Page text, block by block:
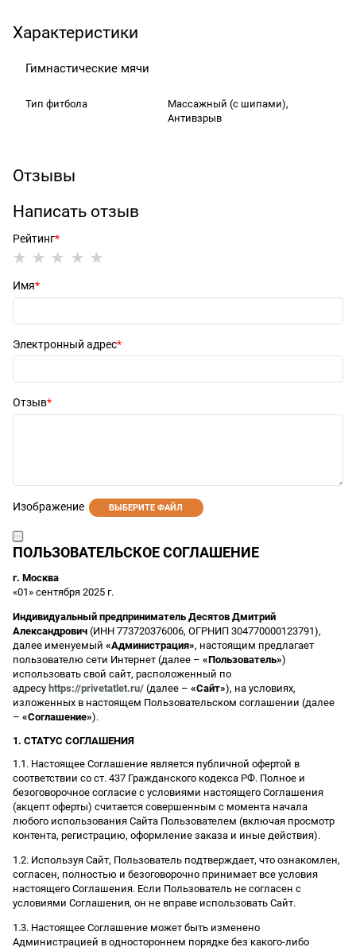
Характеристики
Гимнастические мячи
Тип фитбола
Массажный (с шипами),
Антивзрыв
Отзывы
Написать отзыв
Рейтинг
Имя
Электронный адрес
Отзыв
Изображение ВЫБЕРИТЕ ФАЙЛ
ПОЛЬЗОВАТЕЛЬСКОЕ СОГЛАШЕНИЕ
г. Москва
«01» сентября 2025 г.
Индивидуальный предприниматель Десятов Дмитрий
Александрович (ИНН 773720376006, ОГРНИП 304770000123791),
далее именуемый «Администрация», настоящим предлагает
пользователю сети Интернет (далее – «Пользователь»)
использовать свой сайт, расположенный по
адресу https://privetatlet.ru/ (далее – «Сайт»), на условиях,
изложенных в настоящем Пользовательском соглашении (далее
– «Соглашение»).
1. СТАТУС СОГЛАШЕНИЯ
1.1. Настоящее Соглашение является публичной офертой в
соответствии со ст. 437 Гражданского кодекса РФ. Полное и
безоговорочное согласие с условиями настоящего Соглашения
(акцепт оферты) считается совершенным с момента начала
любого использования Сайта Пользователем (включая просмотр
контента, регистрацию, оформление заказа и иные действия).
1.2. Используя Сайт, Пользователь подтверждает, что ознакомлен,
согласен, полностью и безоговорочно принимает все условия
настоящего Соглашения. Если Пользователь не согласен с
условиями Соглашения, он не вправе использовать Сайт.
1.3. Настоящее Соглашение может быть изменено
Администрацией в одностороннем порядке без какого-либо